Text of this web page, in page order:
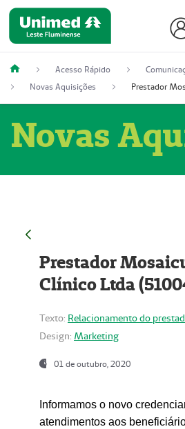
Acesso Rápido
Novas Aquisições
Novas
Prestador
Clínico Ltda
Texto: Relacionamento do
Design: Marketing
01 de outubro, 2020
Informamos o novo
atendimentos aos